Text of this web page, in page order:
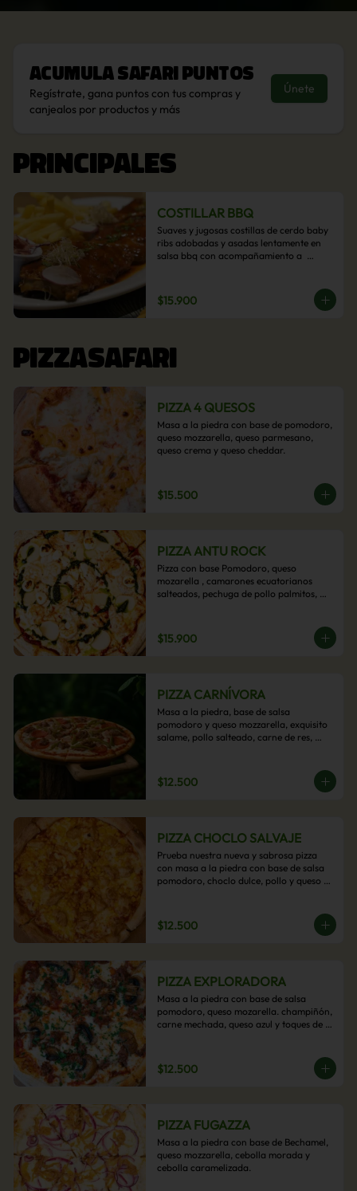
AcumulaSafari Puntos
Regístrate, gana puntos con tus compras y
canjealos por productos y más
Únete
PRINCIPALES
COSTILLAR BBQ
Suaves y jugosas costillas de cerdo baby
ribs adobadas y asadas lentamente en
salsa bbq con acompañamiento a
salteadas, Papas parmentier, Papas
fritas, Arroz blanco.
$15.900
PIZZASAFARI
PIZZA 4 QUESOS
Masa a la piedra con base de pomodoro,
queso mozzarella, queso parmesano,
queso crema y queso cheddar.
$15.500
PIZZA ANTU ROCK
Pizza con base Pomodoro, queso
mozarella , camarones ecuatorianos
salteados, pechuga de pollo palmitos,
$15.900
PIZZA CARNÍVORA
Masa a la piedra, base de salsa
pomodoro y queso mozzarella, exquisito
salame, pollo salteado, carne de res,
$12.500
PIZZA CHOCLO SALVAJE
Prueba nuestra nueva y sabrosa pizza
con masa a la piedra con base de salsa
pomodoro, choclo dulce, pollo y queso
$12.500
PIZZA EXPLORADORA
Masa a la piedra con base de salsa
pomodoro, queso mozarella. champiñón,
carne mechada, queso azul y toques de
$12.500
PIZZA FUGAZZA
Masa a la piedra con base de Bechamel,
queso mozzarella, cebolla morada y
cebolla caramelizada.